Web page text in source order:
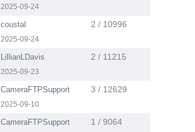
2025-09-24
coustal
2025-09-24
2 / 10996
LillianLDavis
2025-09-23
2 / 11215
CameraFTPSupport
2025-09-10
3 / 12629
CameraFTPSupport 1 / 9064